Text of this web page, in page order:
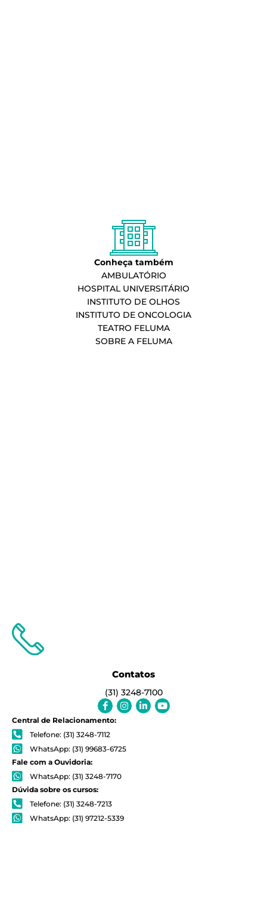
Conheça também
AMBULATÓRIO
HOSPITAL UNIVERSITÁRIO
INSTITUTO DE OLHOS
INSTITUTO DE ONCOLOGIA
TEATRO FELUMA
SOBRE A FELUMA
Contatos
(31) 3248-7100
Facebook-
f
Instagram
Linkedin-
in
Youtube
Central de Relacionamento:
Telefone: (31) 3248-7112
WhatsApp: (31) 99683-6725
Fale com a Ouvidoria:
WhatsApp: (31) 3248-7170
Dúvida sobre os cursos:
Telefone: (31) 3248-7213
WhatsApp: (31) 97212-5339